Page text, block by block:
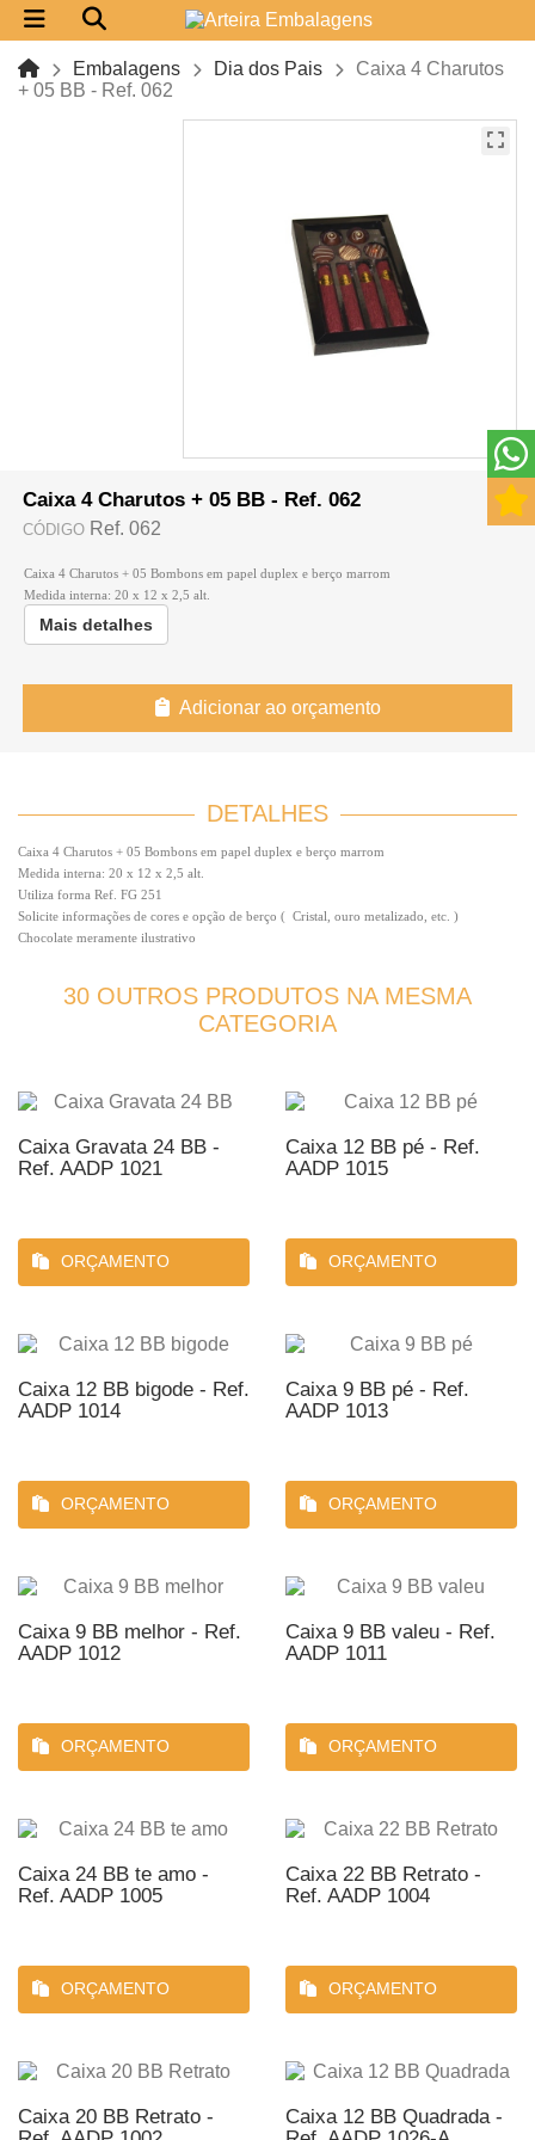
Embalagens Dia dos Pais
Caixa 4 Charutos
+ 05 BB - Ref. 062
Caixa 4 Charutos + 05 BB - Ref. 062
CÓDIGO Ref. 062
Caixa 4 Charutos + 05 Bombons em papel duplex e berço marrom
Medida interna: 20 x 12 x 2,5 alt.
Mais detalhes
Adicionar ao orçamento
DETALHES
Caixa 4 Charutos + 05 Bombons em papel duplex e berço marrom
Medida interna: 20 x 12 x 2,5 alt.
Utiliza forma Ref. FG 251
Solicite informações de cores e opção de berço ( Cristal, ouro metalizado, etc. )
Chocolate meramente ilustrativo
30 OUTROS PRODUTOS NA MESMA
CATEGORIA
Caixa Gravata 24 BB -
Ref. AADP 1021
ORÇAMENTO
Caixa 12 BB pé - Ref.
AADP 1015
ORÇAMENTO
Caixa 12 BB bigode - Ref.
AADP 1014
ORÇAMENTO
Caixa 9 BB pé - Ref.
AADP 1013
ORÇAMENTO
Caixa 9 BB melhor - Ref.
AADP 1012
ORÇAMENTO
Caixa 9 BB valeu - Ref.
AADP 1011
ORÇAMENTO
Caixa 24 BB te amo -
Ref. AADP 1005
ORÇAMENTO
Caixa 22 BB Retrato -
Ref. AADP 1004
ORÇAMENTO
Caixa 20 BB Retrato -
Caixa 12 BB Quadrada -